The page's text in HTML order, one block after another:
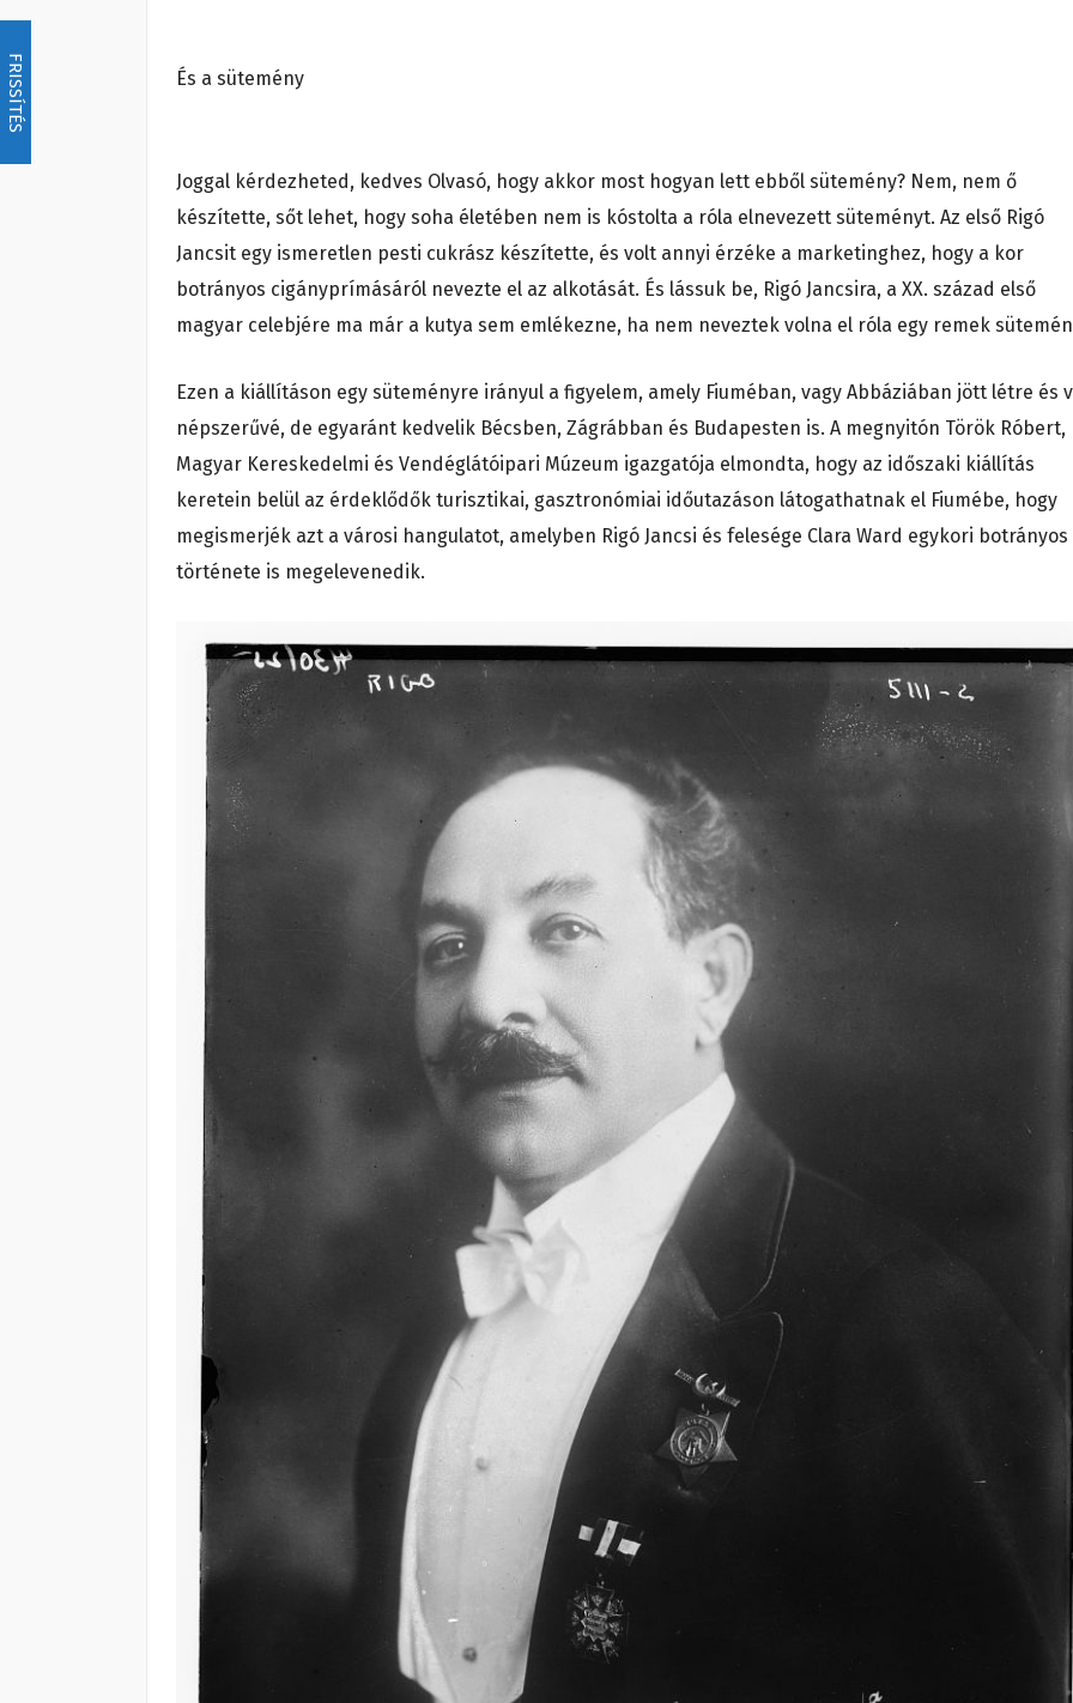
FRISSÍTÉS És a sütemény
Joggal kérdezheted, kedves Olvasó, hogy akkor most hogyan lett ebből sütemény? Nem, nem ő
készítette, sőt lehet, hogy soha életében nem is kóstolta a róla elnevezett süteményt. Az első Rigó
Jancsit egy ismeretlen pesti cukrász készítette, és volt annyi érzéke a marketinghez, hogy a kor
botrányos cigányprímásáról nevezte el az alkotását. És lássuk be, Rigó Jancsira, a XX. század első
magyar celebjére ma már a kutya sem emlékezne, ha nem neveztek volna el róla egy remek
Ezen a kiállításon egy süteményre irányul a figyelem, amely Fiuméban, vagy Abbáziában jött létre és
népszerűvé, de egyaránt kedvelik Bécsben, Zágrábban és Budapesten is. A megnyitón Török Róbert,
Magyar Kereskedelmi és Vendéglátóipari Múzeum igazgatója elmondta, hogy az időszaki kiállítás
keretein belül az érdeklődők turisztikai, gasztronómiai időutazáson látogathatnak el Fiumébe, hogy
megismerjék azt a városi hangulatot, amelyben Rigó Jancsi és felesége Clara Ward egykori botrányos
története is megelevenedik.